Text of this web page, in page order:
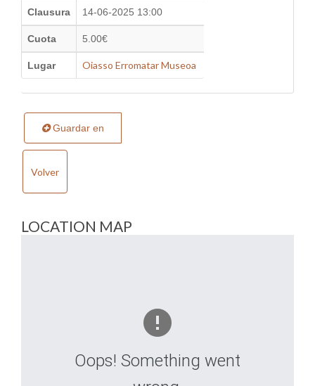
Clausura 14-06-2025 13:00
Cuota 5.00€
Lugar Oiasso Erromatar Museoa
Guardar en
Volver
LOCATION MAP
Oops! Something went